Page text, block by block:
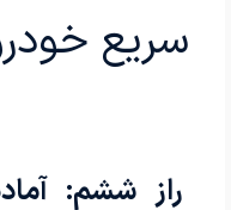
سریع
راز ششم: